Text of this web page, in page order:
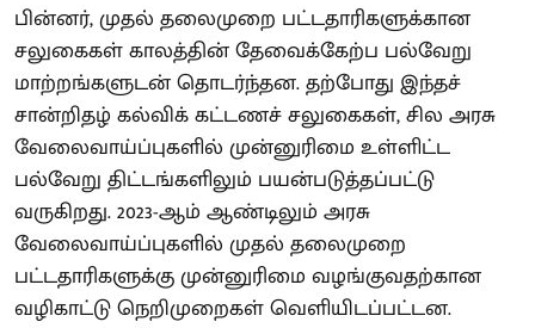
பின்னர், முதல் தலைமுறை பட்டதாரிகளுக்கான
சலுகைகள் காலத்தின் தேவைக்கேற்ப பல்வேறு
மாற்றங்களுடன் தொடர்ந்தன. தற்போது இந்தச்
சான்றிதழ் கல்விக் கட்டணச் சலுகைகள், சில அரசு
வேலைவாய்ப்புகளில் முன்னுரிமை உள்ளிட்ட
பல்வேறு திட்டங்களிலும் பயன்படுத்தப்பட்டு
வருகிறது. 2023-ஆம் ஆண்டிலும் அரசு
வேலைவாய்ப்புகளில் முதல் தலைமுறை
பட்டதாரிகளுக்கு முன்னுரிமை வழங்குவதற்கான
வழிகாட்டு நெறிமுறைகள் வெளியிடப்பட்டன.